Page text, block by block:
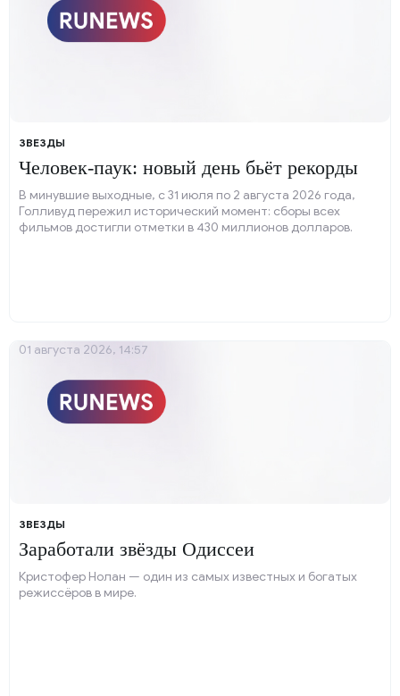
ЗВЕЗДЫ
Человек-паук: новый день бьёт рекорды
В минувшие выходные, с 31 июля по 2 августа 2026 года,
Голливуд пережил исторический момент: сборы всех
фильмов достигли отметки в 430 миллионов долларов.
ЗВЕЗДЫ
Заработали звёзды Одиссеи
Кристофер Нолан — один из самых известных и богатых
режиссёров в мире.
01 августа 2026, 14:57